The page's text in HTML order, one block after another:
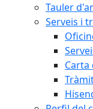
Tauler
Serveis i
Carta